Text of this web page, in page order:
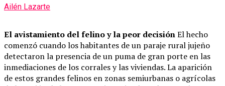
Ailén Lazarte
El avistamiento del felino y la peor decisiónEl hecho
comenzó cuando los habitantes de un paraje rural jujeño
detectaron la presencia de un puma de gran porte en las
inmediaciones de los corrales y las viviendas. La aparición
de estos grandes felinos en zonas semiurbanas o agrícolas